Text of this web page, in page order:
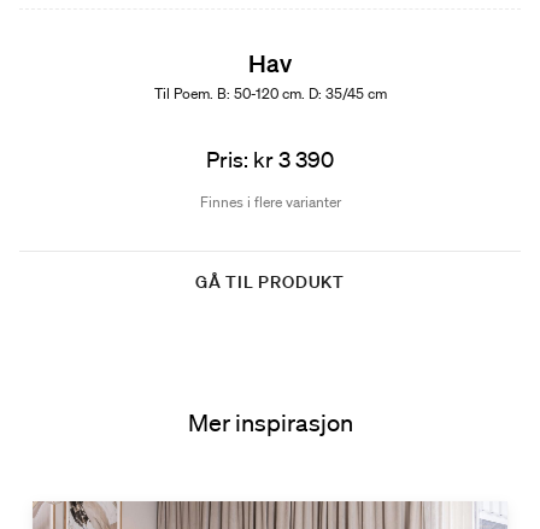
Hav
Til Poem. B: 50-120 cm. D: 35/45 cm
Pris: kr 3 390
Finnes i flere varianter
GÅ TIL PRODUKT
Mer inspirasjon